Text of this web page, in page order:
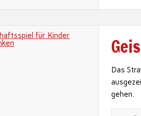
Das
gehen.